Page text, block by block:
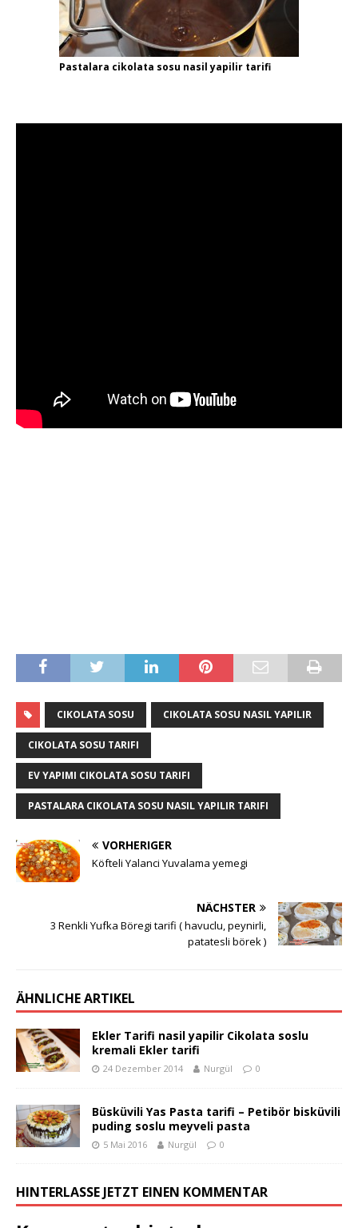
Pastalara cikolata sosu nasil yapilir tarifi
CIKOLATA SOSU CIKOLATA SOSU NASIL YAPILIR
CIKOLATA SOSU TARIFI
EV YAPIMI CIKOLATA SOSU TARIFI
PASTALARA CIKOLATA SOSU NASIL YAPILIR TARIFI
VORHERIGER
Köfteli Yalanci Yuvalama yemegi
NÄCHSTER
3 Renkli Yufka Böregi tarifi ( havuclu, peynirli,
patatesli börek )
ÄHNLICHE ARTIKEL
Ekler Tarifi nasil yapilir Cikolata soslu
kremali Ekler tarifi
24 Dezember 2014 Nurgül 0
Büsküvili Yas Pasta tarifi – Petibör bisküvili
puding soslu meyveli pasta
5 Mai 2016 Nurgül 0
HINTERLASSE JETZT EINEN KOMMENTAR